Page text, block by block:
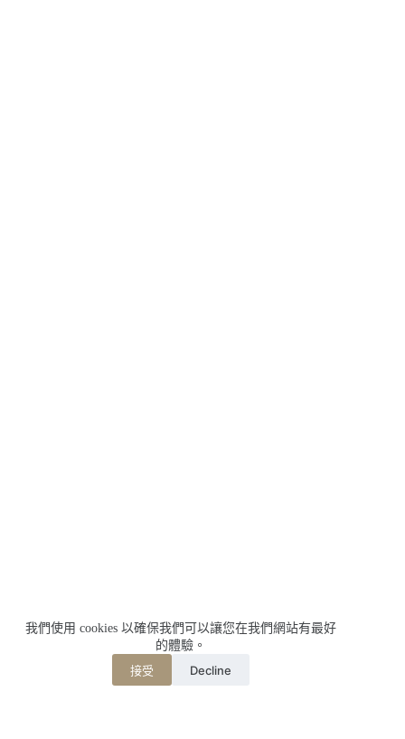
我們使用 cookies 以確保我們可以讓您在我們網站有最好
的體驗。
接受 Decline